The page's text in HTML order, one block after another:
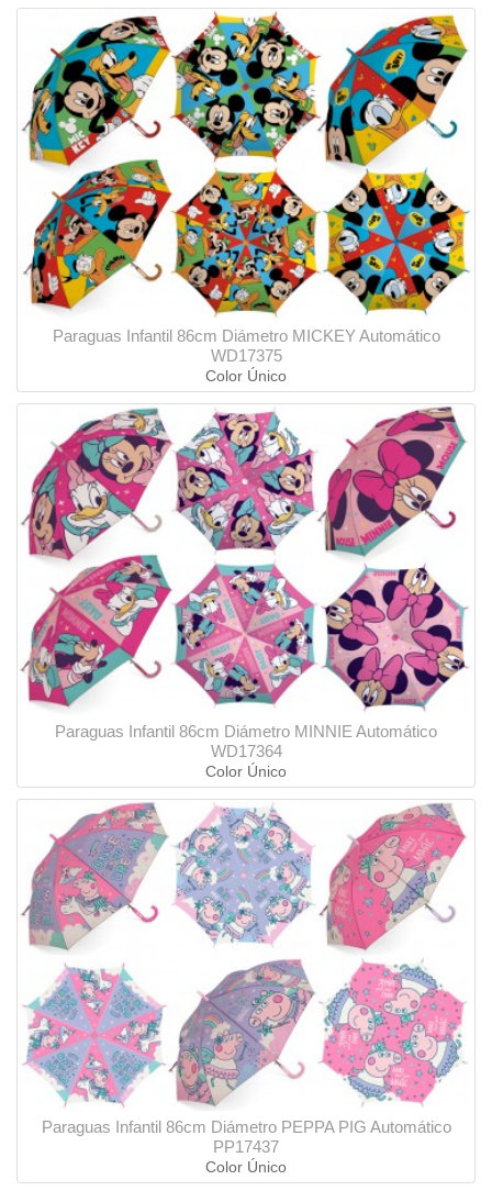
Paraguas Infantil 86cm Diámetro MICKEY Automático
WD17375
Color Único
Paraguas Infantil 86cm Diámetro MINNIE Automático
WD17364
Color Único
Paraguas Infantil 86cm Diámetro PEPPA PIG Automático
PP17437
Color Único